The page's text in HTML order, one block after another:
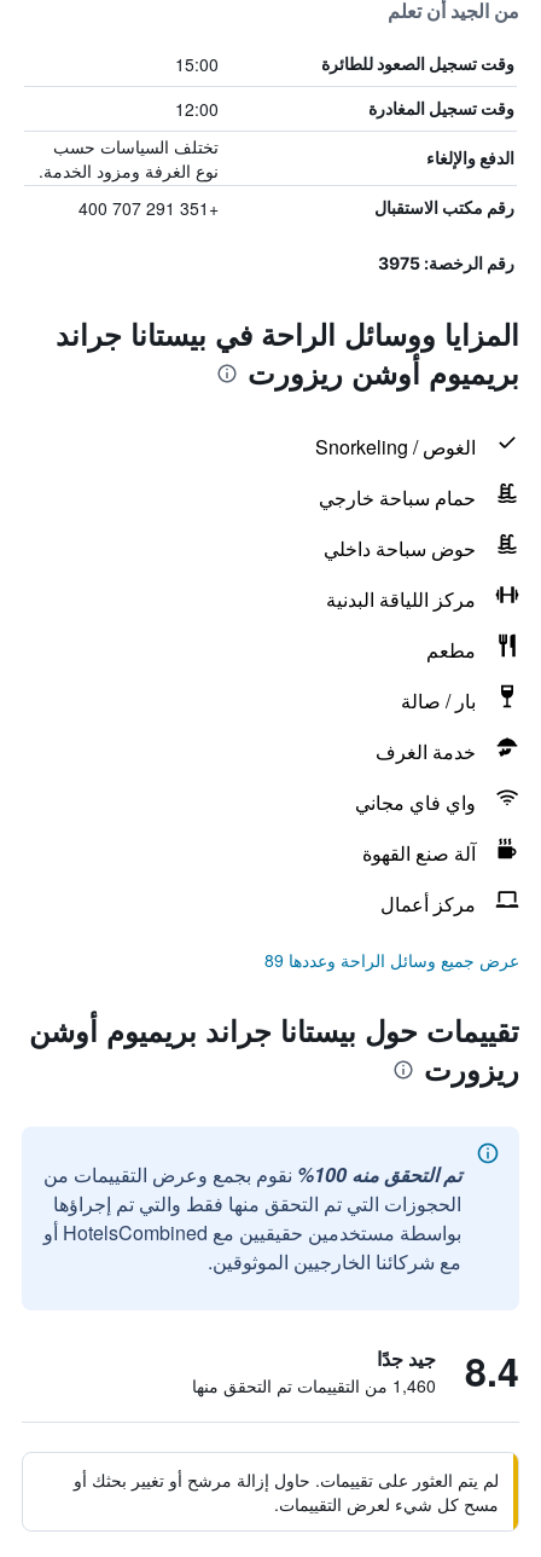
من الجيد أن تعلم
وقت تسجيل الصعود للطائرة 15:00
وقت تسجيل المغادرة 12:00
الدفع والإلغاء
تختلف السياسات حسب
نوع الغرفة ومزود الخدمة.
رقم مكتب الاستقبال +351 291 707 400
رقم الرخصة: 3975
المزايا ووسائل الراحة في بيستانا جراند
بريميوم أوشن ريزورت
الغوص / Snorkeling
حمام سباحة خارجي
حوض سباحة داخلي
مركز اللياقة البدنية
مطعم
بار / صالة
خدمة الغرف
واي فاي مجاني
آلة صنع القهوة
مركز أعمال
عرض جميع وسائل الراحة وعددها 89
تقييمات حول بيستانا جراند بريميوم أوشن
ريزورت
تم التحقق منه 100%
نقوم بجمع وعرض التقييمات من
الحجوزات التي تم التحقق منها فقط والتي تم إجراؤها
بواسطة مستخدمين حقيقيين مع HotelsCombined أو
مع شركائنا الخارجيين الموثوقين.
8.4 جيد جدًا
1,460 من التقييمات تم التحقق منها
لم يتم العثور على تقييمات. حاول إزالة مرشح أو تغيير بحثك أو
مسح كل شيء لعرض التقييمات.